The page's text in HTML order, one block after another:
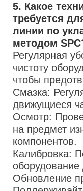
5. Какое
требуется
линии по
методом
Регулярная
чистоту
чтобы
Смазка:
движущиеся
Осмотр:
на предмет
компонентов.
Калибровка:
Обновление